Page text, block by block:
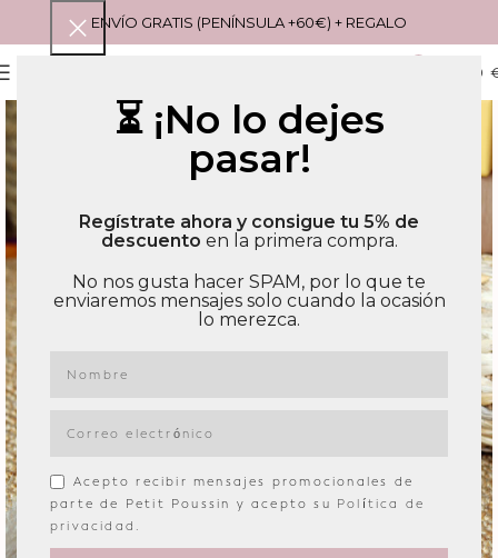
⏳ ¡No lo dejes
pasar!
Regístrate ahora y consigue tu 5% de
descuento en la primera compra.
No nos gusta hacer SPAM, por lo que te
enviaremos mensajes solo cuando la ocasión
lo merezca.
Acepto recibir mensajes promocionales de
parte de Petit Poussin y acepto su Política de
privacidad .
ENVÍO GRATIS (PENÍNSULA +60€) + REGALO
0,00